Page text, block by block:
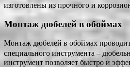
изготовлены из прочного и
Монтаж дюбелей в обоймах
Монтаж дюбелей в обоймах
специального инструмента ‒
инструмент позволяет быстро и